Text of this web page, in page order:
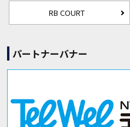
RB COURT
パートナーバナー